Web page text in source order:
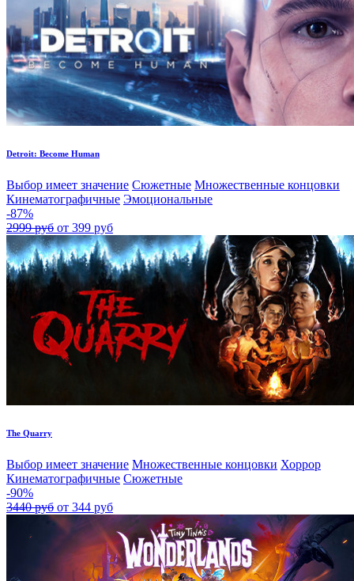
Detroit: Become Human
Выбор имеет значение Сюжетные Множественные концовки
Кинематографичные Эмоциональные
-87%
2999 руб от 399 руб
The Quarry
Выбор имеет значение Множественные концовки Хоррор
Кинематографичные Сюжетные
-90%
3440 руб от 344 руб